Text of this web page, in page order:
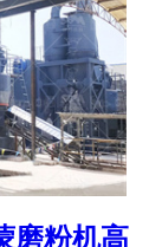
磨粉机高